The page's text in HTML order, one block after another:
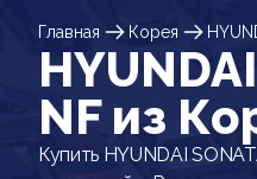
Главная Корея
NF из
Купить HYUNDAI